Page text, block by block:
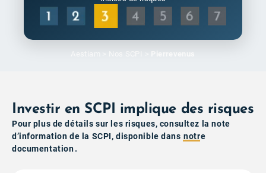
Aestiam > Nos SCPI > Pierrevenus
Investir en SCPI implique des risques
Pour plus de détails sur les risques, consultez la note
d’information de la SCPI, disponible dans notre
documentation.